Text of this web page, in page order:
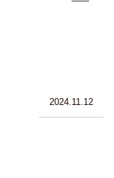
2024.11.12